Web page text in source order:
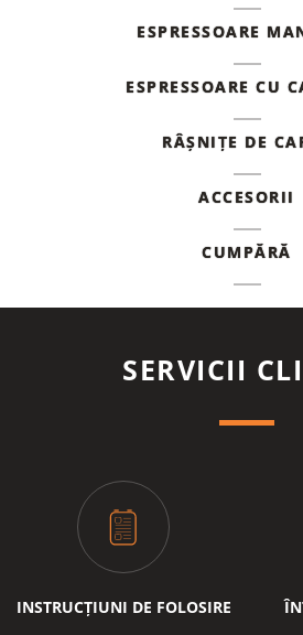
ESPRESSOARE
ESPRESSOARE CU
RÂȘNIȚE DE
ACCESORII
CUMPĂRĂ
SERVICII
INSTRUCȚIUNI DE FOLOSIRE